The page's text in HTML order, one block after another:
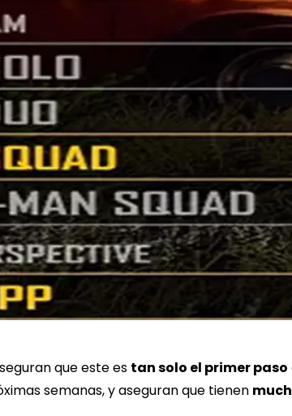
que este es tan solo el primer paso
semanas, y aseguran que tienen